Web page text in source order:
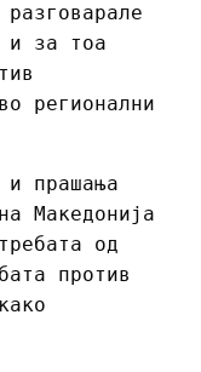
и за тоа
регионални
и прашања
Македонија
од
против